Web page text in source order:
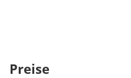
Preise